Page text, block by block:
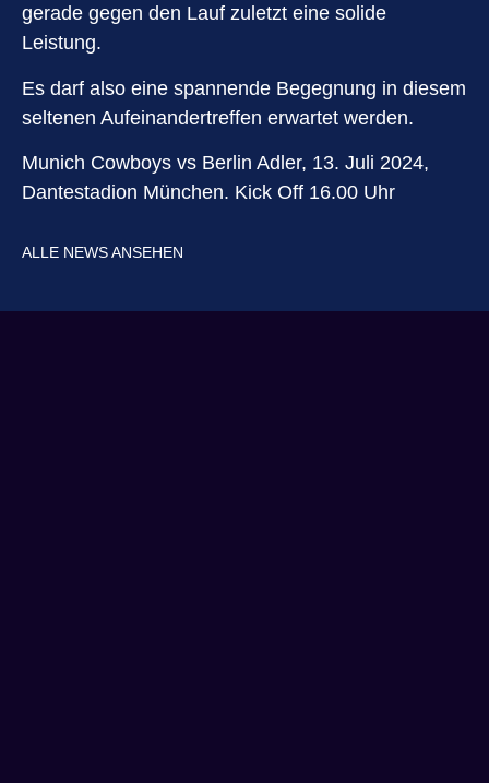
gerade gegen den Lauf zuletzt eine solide
Leistung.
Es darf also eine spannende Begegnung in diesem
seltenen Aufeinandertreffen erwartet werden.
Munich Cowboys vs Berlin Adler, 13. Juli 2024,
Dantestadion München. Kick Off 16.00 Uhr
ALLE NEWS ANSEHEN